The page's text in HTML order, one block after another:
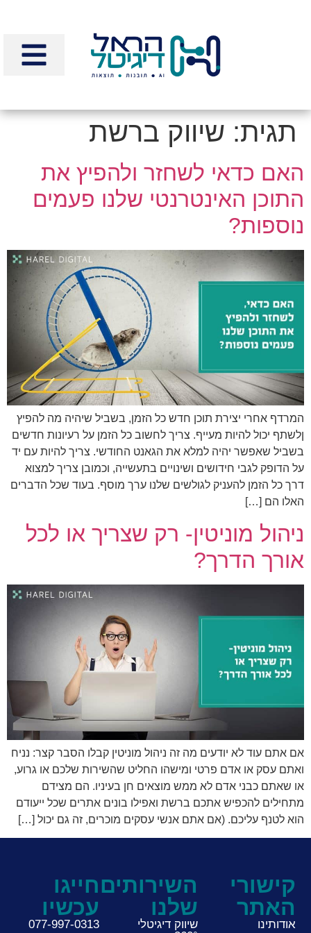
תגית: שיווק ברשת
האם כדאי לשחזר ולהפיץ את
התוכן האינטרנטי שלנו פעמים
נוספות?
המרדף אחרי יצירת תוכן חדש כל הזמן, בשביל שיהיה מה להפיץ
ןלשתף יכול להיות מעייף. צריך לחשוב כל הזמן על רעיונות חדשים
בשביל שאפשר יהיה למלא את הגאנט החודשי. צריך להיות עם יד
על הדופק לגבי חידושים ושינויים בתעשייה, וכמובן צריך למצוא
דרך כל הזמן להעניק לגולשים שלנו ערך מוסף. בעוד שכל הדברים
האלו הם […]
ניהול מוניטין- רק שצריך או לכל
אורך הדרך?
אם אתם עוד לא יודעים מה זה ניהול מוניטין קבלו הסבר קצר: נניח
ואתם עסק או אדם פרטי ומישהו החליט שהשירות שלכם או גרוע,
או שאתם כבני אדם לא ממש מוצאים חן בעיניו. הם מצידם
מתחילים להכפיש אתכם ברשת ואפילו בונים אתרים שכל ייעודם
הוא לטנף עליכם. (אם אתם אנשי עסקים מוכרים, זה גם יכול […]
קישורי
האתר
אודותינו
השירותים
שלנו
שיווק דיגיטלי
חייגו
עכשיו
077-997-0313